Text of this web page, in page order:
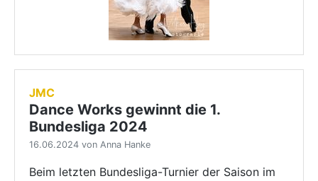
JMC
Dance Works gewinnt die 1.
Bundesliga 2024
16.06.2024 von Anna Hanke
Beim letzten Bundesliga-Turnier der Saison im